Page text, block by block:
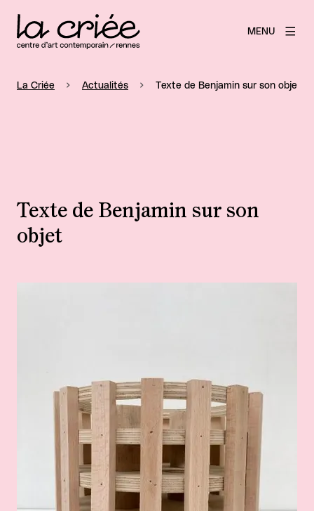
MENU
La Criée Actualités Texte de Benjamin sur son objet
Texte de Benjamin sur son
objet